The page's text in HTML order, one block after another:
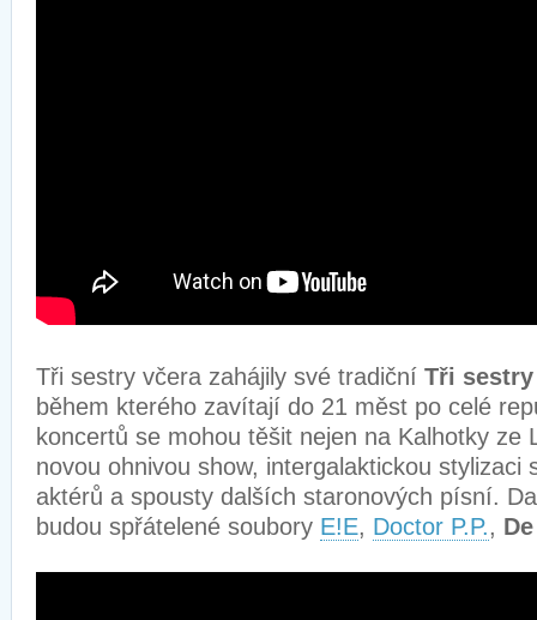
Tři sestry včera zahájily své tradiční Tři
během kterého zavítají do 21 měst po celé
koncertů se mohou těšit nejen na Kalhotky ze
novou ohnivou show, intergalaktickou stylizaci
aktérů a spousty dalších staronových písní.
budou spřátelené soubory E!E, Doctor P.P.,